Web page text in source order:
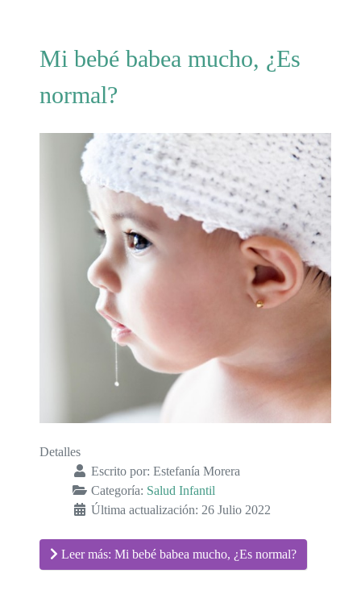
Mi bebé babea mucho, ¿Es
normal?
Detalles
Escrito por: Estefanía Morera
Categoría: Salud Infantil
Última actualización: 26 Julio 2022
Leer más: Mi bebé babea mucho, ¿Es normal?